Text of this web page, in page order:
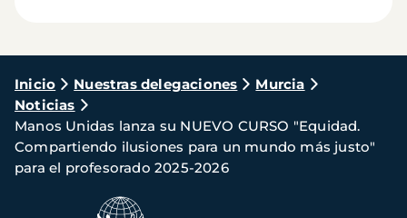
Ruta
de
navegación
Inicio Nuestras delegaciones
Murcia
Noticias
Manos Unidas lanza su NUEVO CURSO "Equidad.
Compartiendo ilusiones para un mundo más justo"
para el profesorado 2025-2026